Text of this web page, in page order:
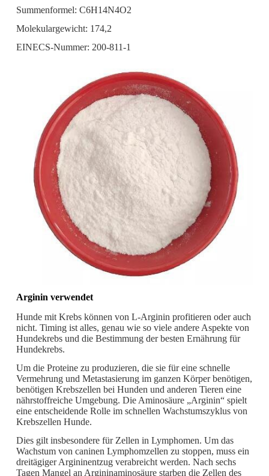
Summenformel: C6H14N4O2
Molekulargewicht: 174,2
EINECS-Nummer: 200-811-1
Arginin verwendet
Hunde mit Krebs können von L-Arginin profitieren oder auch
nicht. Timing ist alles, genau wie so viele andere Aspekte von
Hundekrebs und die Bestimmung der besten Ernährung für
Hundekrebs.
Um die Proteine ​​zu produzieren, die sie für eine schnelle
Vermehrung und Metastasierung im ganzen Körper benötigen,
benötigen Krebszellen bei Hunden und anderen Tieren eine
nährstoffreiche Umgebung. Die Aminosäure „Arginin“ spielt
eine entscheidende Rolle im schnellen Wachstumszyklus von
Krebszellen Hunde.
Dies gilt insbesondere für Zellen in Lymphomen. Um das
Wachstum von caninen Lymphomzellen zu stoppen, muss ein
dreitägiger Argininentzug verabreicht werden. Nach sechs
Tagen Mangel an Argininaminosäure starben die Zellen des